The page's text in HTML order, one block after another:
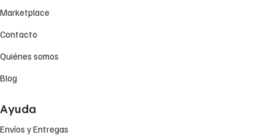
Marketplace
Contacto
Quiénes somos
Blog
Ayuda
Envíos y Entregas